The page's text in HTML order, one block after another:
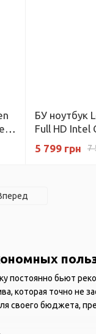
постоянно бьют
которая точно не
своего бюджета,
БУ ноутбук
Full HD Intel
128 ГБ SSD
7
5 799 грн